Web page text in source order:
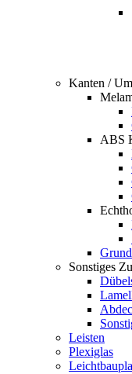
Kanten /
ABS
Sonstiges
Leisten
Plexiglas